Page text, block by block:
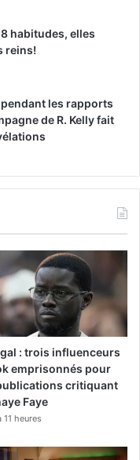
habitudes, elles
reins!
les rapports
de R. Kelly fait
: trois influenceurs
emprisonnés pour
critiquant
Faye
11 heures